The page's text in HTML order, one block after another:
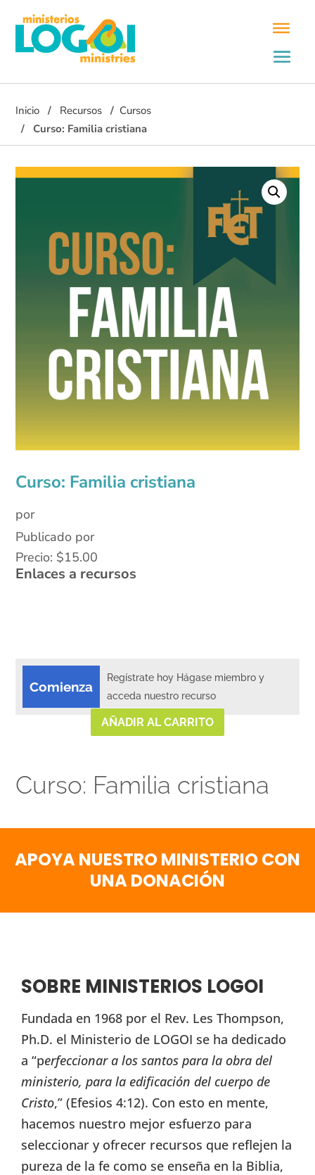
Inicio Recursos
Cursos
Curso: Familia cristiana
Curso: Familia cristiana
por
Publicado por
Precio: $15.00
Enlaces a recursos
Comienza
Regístrate hoy Hágase miembro y
acceda nuestro recurso
AÑADIR AL CARRITO
Curso: Familia cristiana
APOYA NUESTRO MINISTERIO CON
UNA DONACIÓN
SOBRE MINISTERIOS LOGOI
Fundada en 1968 por el Rev. Les Thompson,
Ph.D. el Ministerio de LOGOI se ha dedicado
a “perfeccionar a los santos para la obra del
ministerio, para la edificación del cuerpo de
Cristo,” (Efesios 4:12). Con esto en mente,
hacemos nuestro mejor esfuerzo para
seleccionar y ofrecer recursos que reflejen la
pureza de la fe como se enseña en la Biblia,